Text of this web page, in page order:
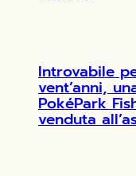
Introvabile
vent’anni,
PokéPark
venduta